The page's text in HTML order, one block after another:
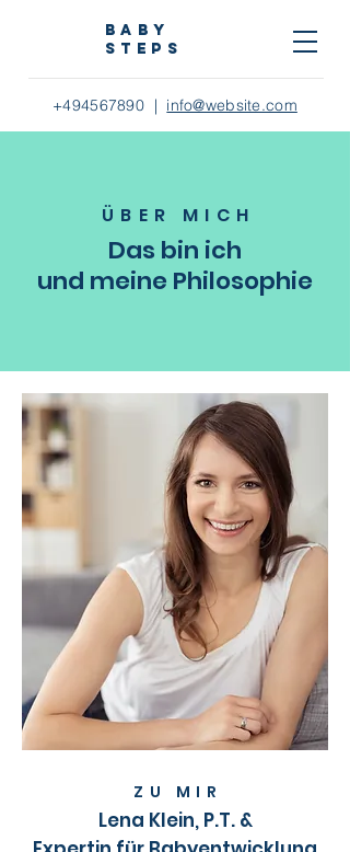
+494567890 | info@website.com
baby
steps
ÜBER MIC H
Das bin ich
und meine Philosophie
ZU MI R
Lena Klein, P.T. &